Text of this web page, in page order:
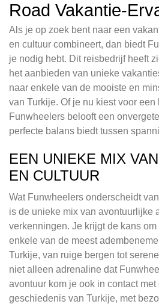
Road Vakantie-
Als je op zoek bent naar een
en cultuur combineert, dan biedt
je nodig hebt. Dit reisbedrijf heeft
het aanbieden van unieke
naar enkele van de mooiste en
van Turkije. Of je nu kiest voor een
Funwheelers belooft een
perfecte balans biedt tussen
EEN UNIEKE MIX
EN CULTUUR
Wat Funwheelers onderscheidt
is de unieke mix van avontuurlijke
verkenningen. Je krijgt de kans
enkele van de meest
Turkije, van ruige bergen tot
niet alleen adrenaline dat
avontuur kom je ook in contact
geschiedenis van Turkije, met